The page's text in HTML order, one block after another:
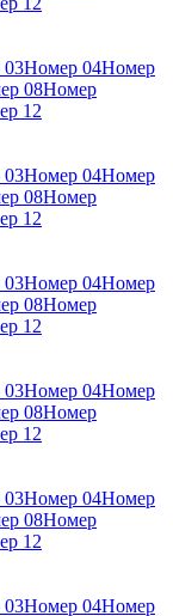
Номер 04Номер
08Номер
12
Номер 04Номер
08Номер
12
Номер 04Номер
08Номер
12
Номер 04Номер
08Номер
12
Номер 04Номер
08Номер
12
Номер 04Номер